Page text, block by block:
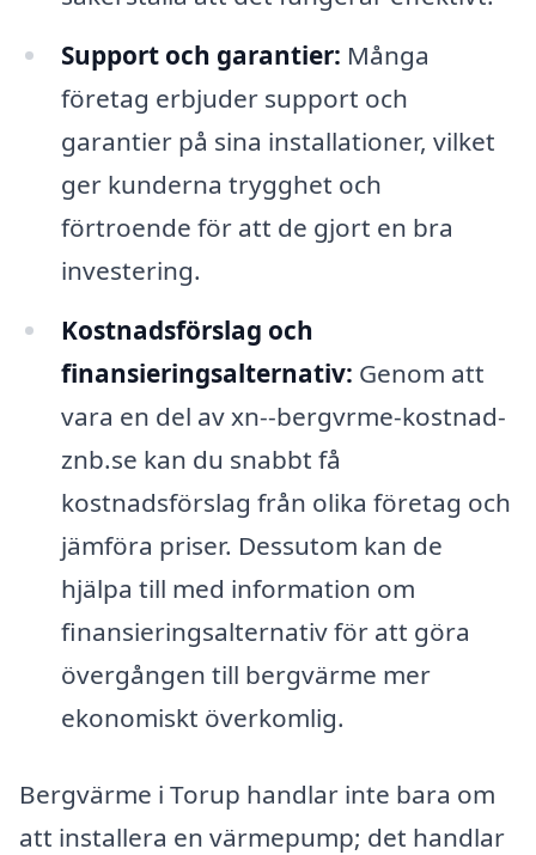
Support och garantier: Många
företag erbjuder support och
garantier på sina installationer, vilket
ger kunderna trygghet och
förtroende för att de gjort en bra
investering.
Kostnadsförslag och
finansieringsalternativ: Genom att
vara en del av xn--bergvrme-kostnad-
znb.se kan du snabbt få
kostnadsförslag från olika företag och
jämföra priser. Dessutom kan de
hjälpa till med information om
finansieringsalternativ för att göra
övergången till bergvärme mer
ekonomiskt överkomlig.
Bergvärme i Torup handlar inte bara om
att installera en värmepump; det handlar